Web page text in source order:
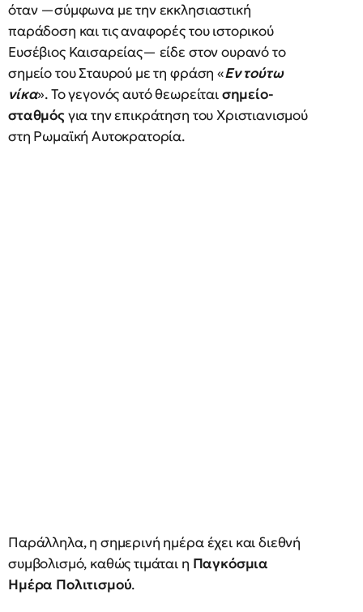
όταν —σύμφωνα με την εκκλησιαστική
παράδοση και τις αναφορές του ιστορικού
Ευσέβιος Καισαρείας— είδε στον ουρανό το
σημείο του Σταυρού με τη φράση «Εν τούτω
νίκα». Το γεγονός αυτό θεωρείταισημείο-
σταθμόςγια την επικράτηση του Χριστιανισμού
στη Ρωμαϊκή Αυτοκρατορία.
Παράλληλα, η σημερινή ημέρα έχει και διεθνή
συμβολισμό, καθώς τιμάται η Παγκόσμια
Ημέρα Πολιτισμού.